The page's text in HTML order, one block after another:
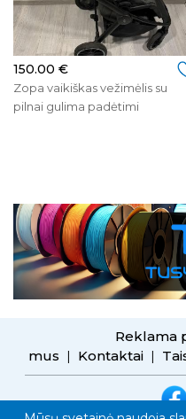
150.00 €
Zopa vaikiškas vežimėlis su
pilnai gulima padėtimi
Reklama
mus | Kontaktai|